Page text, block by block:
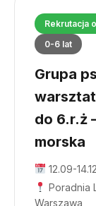
Rekrutacja
0-6 lat
Grupa
do 6.r.ż
morska
12.09-
Poradnia
Warszawa